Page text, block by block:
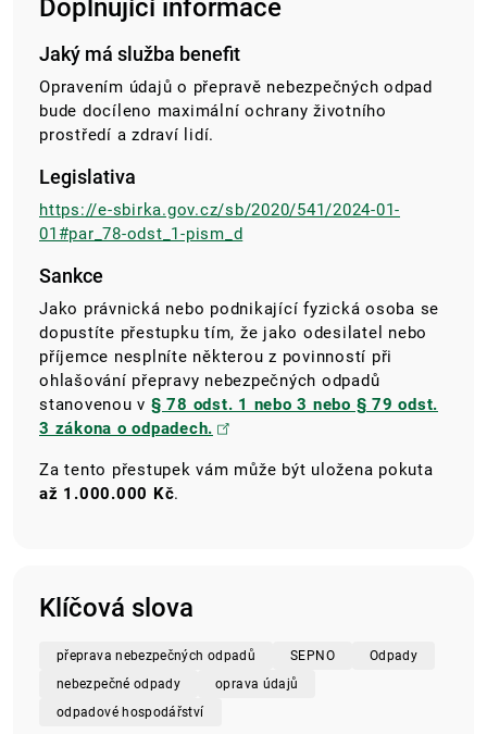
Doplňující informace
Jaký má služba benefit
Opravením údajů o přepravě nebezpečných odpad
bude docíleno maximální ochrany životního
prostředí a zdraví lidí.
Legislativa
https://e-sbirka.gov.cz/sb/2020/541/2024-01-
01#par_78-odst_1-pism_d
Sankce
Jako právnická nebo podnikající fyzická osoba se
dopustíte přestupku tím, že jako odesilatel nebo
příjemce nesplníte některou z povinností při
ohlašování přepravy nebezpečných odpadů
stanovenou v § 78 odst. 1 nebo 3 nebo § 79 odst.
3 zákona o odpadech.
Za tento přestupek vám může být uložena pokuta
až 1.000.000 Kč.
Klíčová slova
přeprava nebezpečných odpadů SEPNO
Odpady
nebezpečné odpady
oprava údajů
odpadové hospodářství